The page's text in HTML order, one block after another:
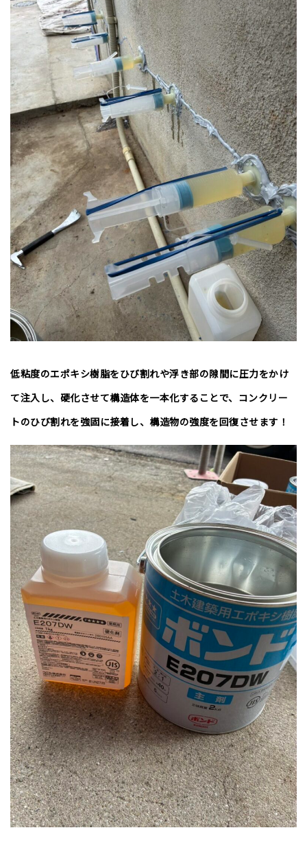
低粘度のエポキシ樹脂をひび割れや浮き部の隙間に圧力をかけ
て注入し、硬化させて構造体を一本化することで、コンクリー
トのひび割れを強固に接着し、構造物の強度を回復させます！